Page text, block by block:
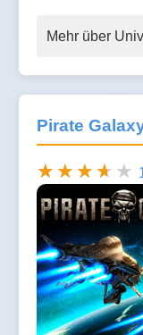
Mehr über
Pirate